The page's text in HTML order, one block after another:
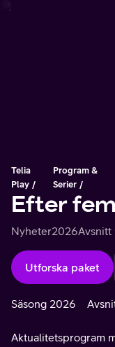
Telia
Play
Program &
Serier
Efter fem
Nyheter2026Avsnitt
Utforska paket
Säsong 2026
Aktualitetsprogram